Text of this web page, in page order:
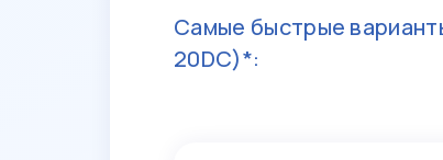
Самые быстрые
20DC)*: